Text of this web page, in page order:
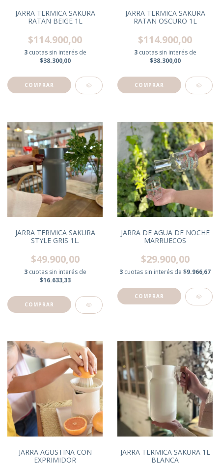
JARRA TERMICA SAKURA
RATAN BEIGE 1L
$114.900,00
3 cuotas sin interés de
$38.300,00
JARRA TERMICA SAKURA
RATAN OSCURO 1L
$114.900,00
3 cuotas sin interés de
$38.300,00
JARRA TERMICA SAKURA
STYLE GRIS 1L.
$49.900,00
3 cuotas sin interés de
$16.633,33
JARRA DE AGUA DE NOCHE
MARRUECOS
$29.900,00
3 cuotas sin interés de $9.966,67
JARRA AGUSTINA CON
EXPRIMIDOR
JARRA TERMICA SAKURA 1L
BLANCA